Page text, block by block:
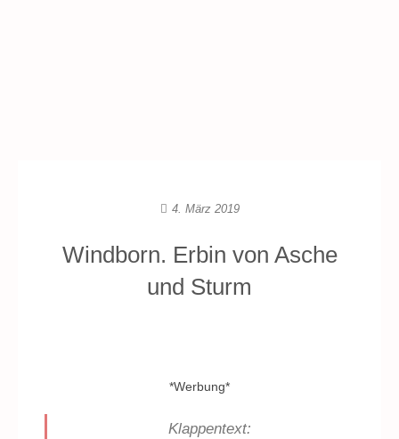
4. März 2019
Windborn. Erbin von Asche
und Sturm
*Werbung*
Klappentext: